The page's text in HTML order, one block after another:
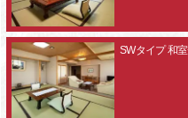
SWタイプ 和